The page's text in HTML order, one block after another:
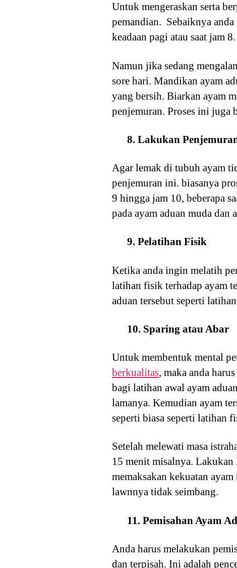
Untuk mengeraskan serta
pemandian. Sebaiknya
keadaan pagi atau saat jam 8.
Namun jika sedang
sore hari. Mandikan ayam
yang bersih. Biarkan ayam
penjemuran. Proses ini juga
8. Lakukan
Agar lemak di tubuh ayam
penjemuran ini. biasanya
9 hingga jam 10, beberapa
pada ayam aduan muda
9. Pelatihan Fisik
Ketika anda ingin melatih
latihan fisik terhadap ayam
aduan tersebut seperti
10. Sparing atau Abar
Untuk membentuk mental
berkualitas, maka anda
bagi latihan awal ayam
lamanya. Kemudian ayam
seperti biasa seperti latihan
Setelah melewati masa
15 menit misalnya. Lakukan
memaksakan kekuatan
lawnnya tidak seimbang.
11. Pemisahan Ayam
Anda harus melakukan
dan terpisah. Ini adalah